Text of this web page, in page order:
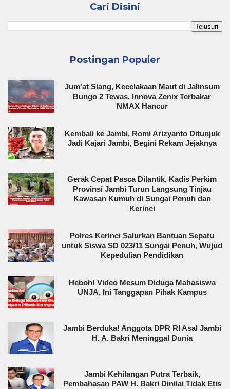
Cari Disini
Postingan Populer
Jum'at Siang, Kecelakaan Maut di Jalinsum
Bungo 2 Tewas, Innova Zenix Terbakar
NMAX Hancur
Kembali ke Jambi, Romi Arizyanto Ditunjuk
Jadi Kajari Jambi, Begini Rekam Jejaknya
Gerak Cepat Pasca Dilantik, Kadis Perkim
Provinsi Jambi Turun Langsung Tinjau
Kawasan Kumuh di Sungai Penuh dan
Kerinci
Polres Kerinci Salurkan Bantuan Sepatu
untuk Siswa SD 023/11 Sungai Penuh, Wujud
Kepedulian Pendidikan
Heboh! Video Mesum Diduga Mahasiswa
UNJA, Ini Tanggapan Pihak Kampus
Jambi Berduka! Anggota DPR RI Asal Jambi
H. A. Bakri Meninggal Dunia
Jambi Kehilangan Putra Terbaik,
Pembahasan PAW H. Bakri Dinilai Tidak Etis